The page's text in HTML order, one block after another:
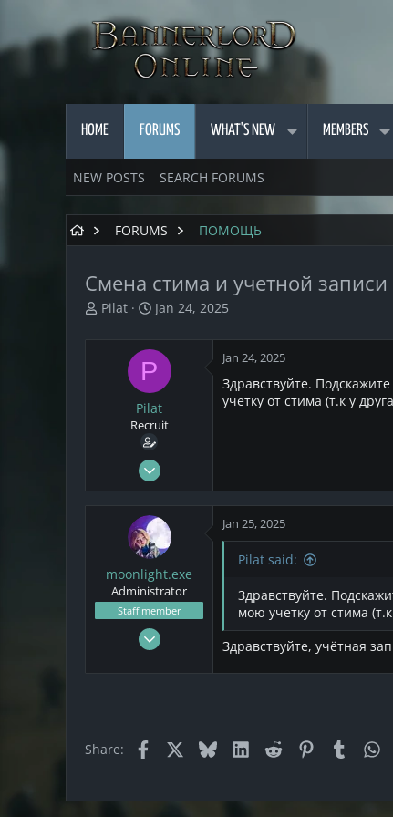
HOME FORUMS WHAT'S NEW MEMBERS
NEW POSTS SEARCH FORUMS
FORUMS ПОМОЩЬ
Смена стима и учетной записи
T
Pilat
S
r
t
d
a
t
e
Jan 24, 2025
P
Pilat
Recruit
Jan 23, 2025
Jan 24, 2025
Здравствуйте.
учетку от стима (т.к у
moonlight.exe
Administrator
Staff member
Nov 12, 2020
Jan 25, 2025
Pilat said:
Здравствуйте.
мою учетку от стима
Здравствуйте, учётная
Share: Facebook Bluesky LinkedIn
Reddit PinterestTumblr